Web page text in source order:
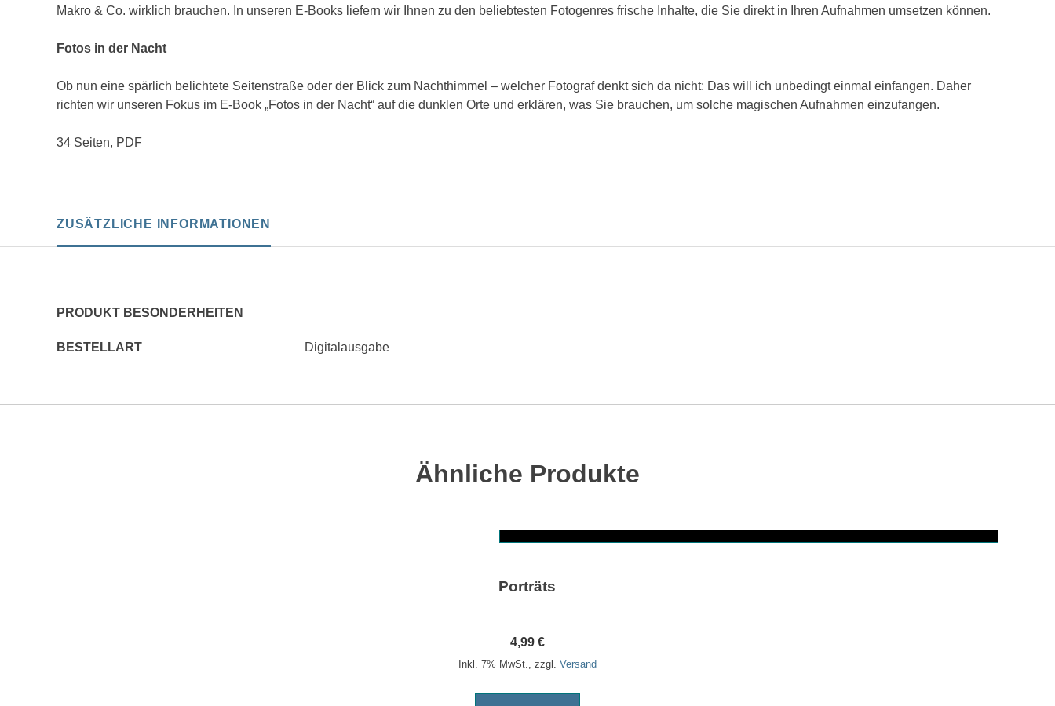
Makro & Co. wirklich brauchen. In unseren E-Books liefern wir Ihnen zu den beliebtesten Fotogenres frische Inhalte, die Sie direkt in Ihren Aufnahmen umsetzen können.
Fotos in der Nacht
Ob nun eine spärlich belichtete Seitenstraße oder der Blick zum Nachthimmel – welcher Fotograf denkt sich da nicht: Das will ich unbedingt einmal einfangen. Daher
richten wir unseren Fokus im E-Book „Fotos in der Nacht“ auf die dunklen Orte und erklären, was Sie brauchen, um solche magischen Aufnahmen einzufangen.
34 Seiten, PDF
ZUSÄTZLICHE INFORMATIONEN
PRODUKT BESONDERHEITEN
BESTELLART Digitalausgabe
Ähnliche Produkte
Dieses Produkt weist mehrere Varianten auf. Die Optionen können auf der Produktseite gewählt werden
Porträts
4,99 €
Inkl. 7% MwSt., zzgl. Versand